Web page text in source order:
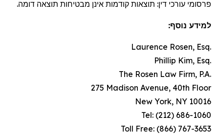
פרסומי עורכי דין: תוצאות קודמות אינן מבטיחות תוצאה דומה.
למידע נוסף:
Laurence Rosen, Esq.
Phillip Kim, Esq.
The Rosen Law Firm, P.A.
275 Madison Avenue, 40th Floor
New York, NY 10016
Tel: (212) 686-1060
Toll Free: (866) 767-3653